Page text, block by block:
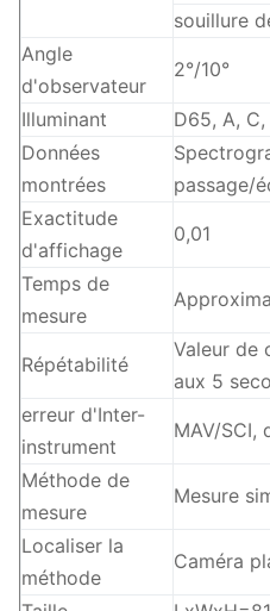
souillure
Angle
d'observateur
2°/10°
Illuminant
D65, A,
Données
montrées
passage/
Exactitude
d'affichage
0,01
Temps de
mesure
Répétabilité
Valeur de
aux 5
erreur d'Inter-
instrument
MAV/SCI,
Méthode de
mesure
Mesure
Localiser la
méthode
Caméra